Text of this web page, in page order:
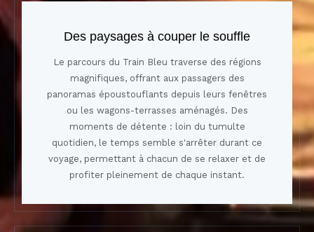
Des paysages à couper le souffle
Le parcours du Train Bleu traverse des régions
magnifiques, offrant aux passagers des
panoramas époustouflants depuis leurs fenêtres
ou les wagons-terrasses aménagés. Des
moments de détente : loin du tumulte
quotidien, le temps semble s'arrêter durant ce
voyage, permettant à chacun de se relaxer et de
profiter pleinement de chaque instant.